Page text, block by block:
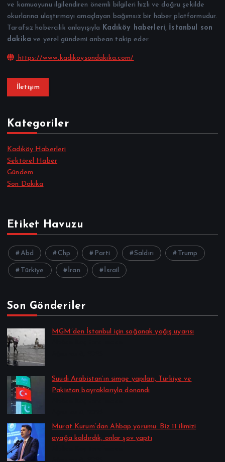
ve kamuoyunu ilgilendiren önemli bilgileri hızlı ve doğru şekilde
okurlarına ulaştırmayı amaçlayan bağımsız bir haber platformudur.
Tarafsız habercilik anlayışıyla Kadıköy haberleri,
İstanbul son
dakika ve yerel gündemi anbean takip eder.
https://www.kadikoysondakika.com/
İletişim
Kategoriler
Kadıköy Haberleri
Sektörel Haber
Gündem
Son Dakika
Etiket Havuzu
Abd Chp Parti Saldırı Trump
Türkiye İran İsrail
Son Gönderiler
MGM’den İstanbul için sağanak yağış uyarısı
Suudi Arabistan’ın simge yapıları, Türkiye ve
Pakistan bayraklarıyla donandı
Murat Kurum’dan Ahbap yorumu: Biz 11 ilimizi
ayağa kaldırdık, onlar şov yaptı